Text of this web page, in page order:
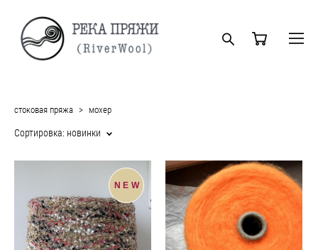
стоковая пряжа > мохер
Сортировка: новинки
NEW